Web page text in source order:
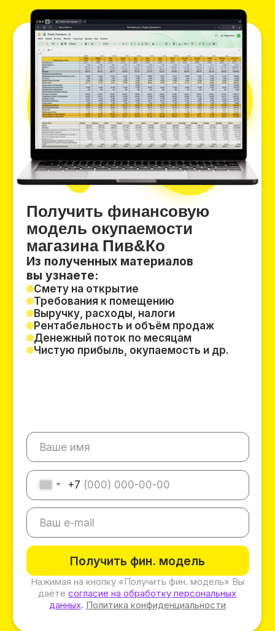
Из полученных материалов
вы узнаете:
Смету на открытие
Требования к помещению
Выручку, расходы, налоги
Рентабельность и объём продаж
Денежный поток по месяцам
Чистую прибыль, окупаемость и др.
+7
Получить фин. модель
Нажимая на кнопку «Получить фин. модель» Вы
даёте согласие на обработку персональных
данных.Политика конфиденциальности
Пив&Ко — проверенная компания,
количество магазинов которой растет,
ПОЛУЧИТЬ КАРТУ
свободных локаций для открытия
магазина Пив&Ко